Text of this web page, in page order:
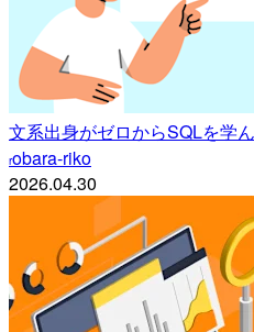
文系出身がゼロからSQLを学
robara-riko
2026.04.30